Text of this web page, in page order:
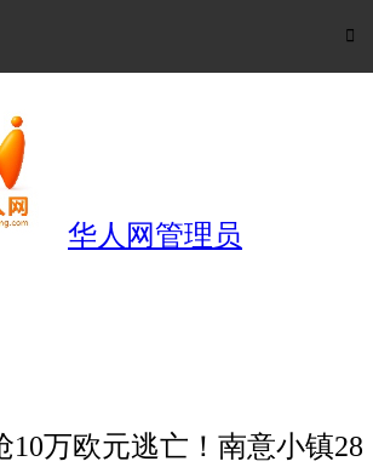

华人网管理员
10万欧元逃亡！南意小镇28